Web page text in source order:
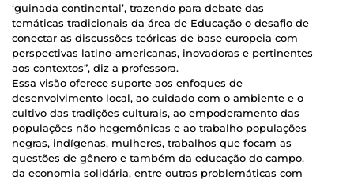
‘guinada continental’, trazendo para debate das
temáticas tradicionais da área de Educação o desafio de
conectar as discussões teóricas de base europeia com
perspectivas latino-americanas, inovadoras e pertinentes
aos contextos”, diz a professora.
Essa visão oferece suporte aos enfoques de
desenvolvimento local, ao cuidado com o ambiente e o
cultivo das tradições culturais, ao empoderamento das
populações não hegemônicas e ao trabalho populações
negras, indígenas, mulheres, trabalhos que focam as
questões de gênero e também da educação do campo,
da economia solidária, entre outras problemáticas com